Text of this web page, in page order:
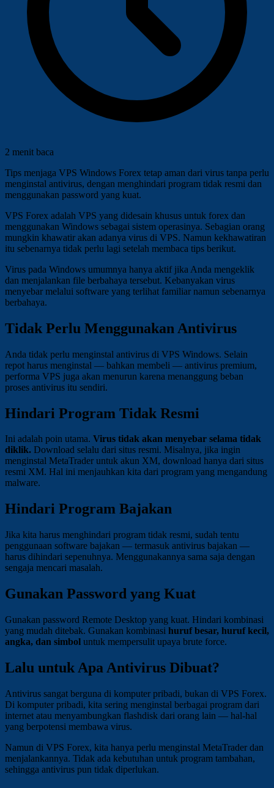
2 menit baca
Tips menjaga VPS Windows Forex tetap aman dari virus tanpa perlu
menginstal antivirus, dengan menghindari program tidak resmi dan
menggunakan password yang kuat.
VPS Forex adalah VPS yang didesain khusus untuk forex dan
menggunakan Windows sebagai sistem operasinya. Sebagian orang
mungkin khawatir akan adanya virus di VPS. Namun kekhawatiran
itu sebenarnya tidak perlu lagi setelah membaca tips berikut.
Virus pada Windows umumnya hanya aktif jika Anda mengeklik
dan menjalankan file berbahaya tersebut. Kebanyakan virus
menyebar melalui software yang terlihat familiar namun sebenarnya
berbahaya.
Tidak Perlu Menggunakan Antivirus
Anda tidak perlu menginstal antivirus di VPS Windows. Selain
repot harus menginstal — bahkan membeli — antivirus premium,
performa VPS juga akan menurun karena menanggung beban
proses antivirus itu sendiri.
Hindari Program Tidak Resmi
Ini adalah poin utama. Virus tidak akan menyebar selama tidak
diklik. Download selalu dari situs resmi. Misalnya, jika ingin
menginstal MetaTrader untuk akun XM, download hanya dari situs
resmi XM. Hal ini menjauhkan kita dari program yang mengandung
malware.
Hindari Program Bajakan
Jika kita harus menghindari program tidak resmi, sudah tentu
penggunaan software bajakan — termasuk antivirus bajakan —
harus dihindari sepenuhnya. Menggunakannya sama saja dengan
sengaja mencari masalah.
Gunakan Password yang Kuat
Gunakan password Remote Desktop yang kuat. Hindari kombinasi
yang mudah ditebak. Gunakan kombinasi huruf besar, huruf kecil,
angka, dan simbol untuk mempersulit upaya brute force.
Lalu untuk Apa Antivirus Dibuat?
Antivirus sangat berguna di komputer pribadi, bukan di VPS Forex.
Di komputer pribadi, kita sering menginstal berbagai program dari
internet atau menyambungkan flashdisk dari orang lain — hal-hal
yang berpotensi membawa virus.
Namun di VPS Forex, kita hanya perlu menginstal MetaTrader dan
menjalankannya. Tidak ada kebutuhan untuk program tambahan,
sehingga antivirus pun tidak diperlukan.